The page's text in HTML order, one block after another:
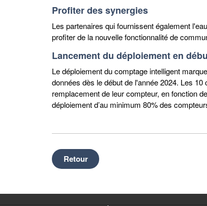
Profiter des synergies
Les partenaires qui fournissent également
profiter de la nouvelle fonctionnalité de
Lancement du déploiement en
Le déploiement du comptage intelligent
données dès le début de l'année 2024. Les
remplacement de leur compteur, en fonction
déploiement d’au minimum 80% des
Retour